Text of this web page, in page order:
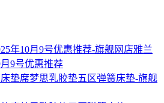
雅兰
9号优惠推荐